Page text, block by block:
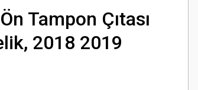
Tampon Çıtası
2018 2019